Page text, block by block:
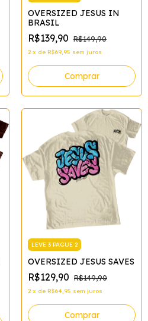
OVERSIZED JESUS IN
BRASIL
R$139,90 R$149,90
2 x de R$69,95 sem juros
Comprar
LEVE 3 PAGUE 2
OVERSIZED JESUS SAVES
R$129,90 R$149,90
2 x de R$64,95 sem juros
Comprar